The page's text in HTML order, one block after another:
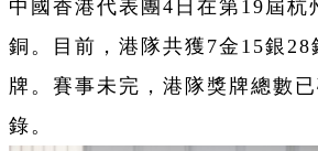
中國香港代表團4日在第19屆杭
銅。目前，港隊共獲7金15銀28
牌。賽事未完，港隊獎牌總數
錄。